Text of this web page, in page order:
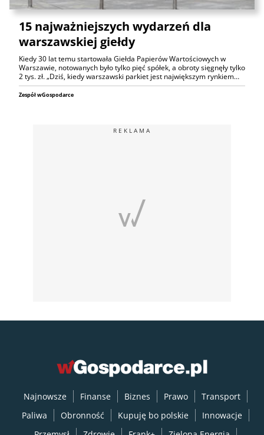
15 najważniejszych wydarzeń dla
warszawskiej giełdy
Kiedy 30 lat temu startowała Giełda Papierów Wartościowych w
Warszawie, notowanych było tylko pięć spółek, a obroty sięgnęły tylko
2 tys. zł. „Dziś, kiedy warszawski parkiet jest największym rynkiem…
Zespół wGospodarce
REKLAMA
Najnowsze Finanse Biznes Prawo
Transport
Paliwa
Obronność Kupuję bo polskie
Innowacje